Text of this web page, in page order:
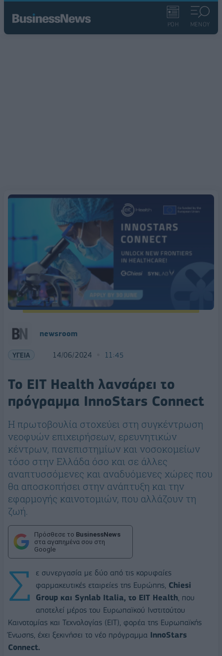
ΡΟΗ ΜΕΝΟΥ
newsroom
ΥΓΕΙΑ 14/06/2024 11:45
Το EIT Health λανσάρει το
πρόγραμμα InnoStars Connect
Η πρωτοβουλία στοχεύει στη συγκέντρωση
νεοφυών επιχειρήσεων, ερευνητικών
κέντρων, πανεπιστημίων και νοσοκομείων
τόσο στην Ελλάδα όσο και σε άλλες
αναπτυσσόμενες και αναδυόμενες χώρες που
θα αποσκοπήσει στην ανάπτυξη και την
εφαρμογής καινοτομιών, που αλλάζουν τη
ζωή.
Πρόσθεσε το BusinessNews
στα αγαπημένα σου στη
Google
Σ
ε συνεργασία με δύο από τις κορυφαίες
φαρμακευτικές εταιρείες της Ευρώπης, Chiesi
Group και Synlab Italia, το EIT Health, που
αποτελεί μέρος του Ευρωπαϊκού Ινστιτούτου
Καινοτομίας και Τεχνολογίας (EIT), φορέα της Ευρωπαϊκής
Ένωσης, έχει ξεκινήσει το νέο πρόγραμμα InnoStars
Connect.